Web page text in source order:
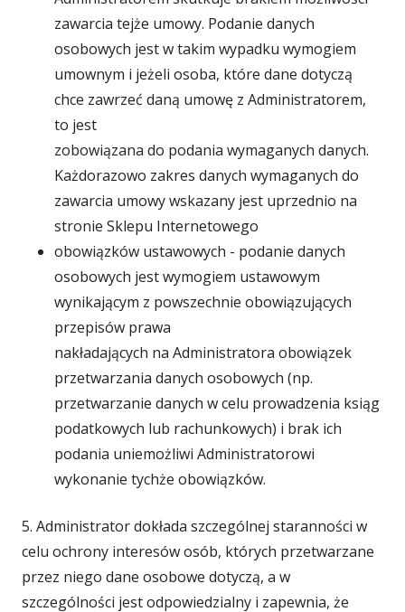
zawarcia tejże umowy. Podanie danych
osobowych jest w takim wypadku wymogiem
umownym i jeżeli osoba, które dane dotyczą
chce zawrzeć daną umowę z Administratorem,
to jest
zobowiązana do podania wymaganych danych.
Każdorazowo zakres danych wymaganych do
zawarcia umowy wskazany jest uprzednio na
stronie Sklepu Internetowego
obowiązków ustawowych - podanie danych
osobowych jest wymogiem ustawowym
wynikającym z powszechnie obowiązujących
przepisów prawa
nakładających na Administratora obowiązek
przetwarzania danych osobowych (np.
przetwarzanie danych w celu prowadzenia ksiąg
podatkowych lub rachunkowych) i brak ich
podania uniemożliwi Administratorowi
wykonanie tychże obowiązków.
5. Administrator dokłada szczególnej staranności w
celu ochrony interesów osób, których przetwarzane
przez niego dane osobowe dotyczą, a w
szczególności jest odpowiedzialny i zapewnia, że